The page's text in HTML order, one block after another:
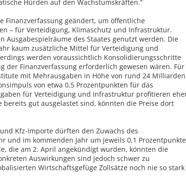
Hürden auf den Wachstumskräften.“
Finanzverfassung geändert, um öffentliche
– für Verteidigung, Klimaschutz und Infrastruktur.
Ausgabespielräume des Staates genutzt werden. Die
kaum zusätzliche Mittel für Verteidigung und
werden voraussichtlich Konsolidierungsschritte
der Finanzverfassung erforderlich gewesen wären. Für
mit Mehrausgaben in Höhe von rund 24 Milliarden
von etwa 0,5 Prozentpunkten für das
für Verteidigung und Infrastruktur profitieren
bereits gut ausgelastet sind, könnten die Preise dort
Kfz-Importe dürften den Zuwachs des
und im kommenden Jahr um jeweils 0,1 Prozentpunkte
die am 2. April angekündigt wurden, könnten die
Auswirkungen sind jedoch schwer zu
Wirtschaftsgefüge Zollsätze noch nie so stark